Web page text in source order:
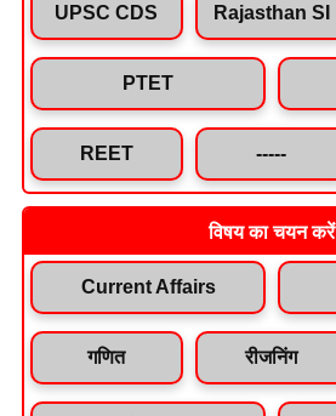
UPSC CDS Rajasthan SI
PTET
REET -----
विषय का चयन करें
Current Affairs
गणित रीजनिंग